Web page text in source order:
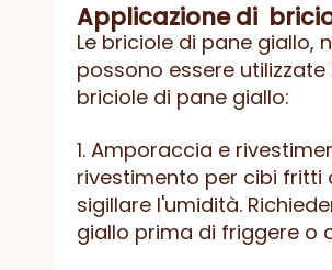
Applicazione di
Le briciole di pane
possono essere
briciole di pane giallo:
1. Amporaccia e
rivestimento per cibi fritti
sigillare l'umidità.
giallo prima di friggere o